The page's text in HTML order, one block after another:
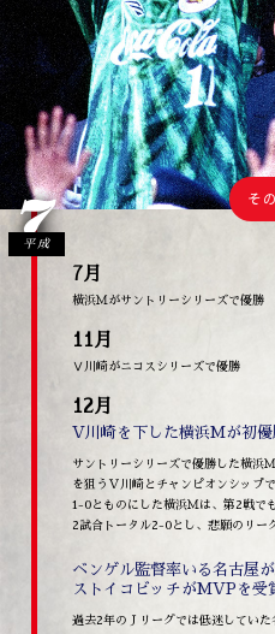
そ
7
平成
7月
横浜Ｍがサントリーシリーズで優勝
11月
Ⅴ川崎がニコスシリーズで優勝
12月
V川崎を下した横浜Mが初優
サントリーシリーズで優勝した横浜
を狙うＶ川崎とチャンピオンシップ
1-0とものにした横浜Ｍは、第2戦で
2試合トータル2-0とし、悲願のリー
ベンゲル監督率いる名古屋が
ストイコビッチがMVPを受
過去2年のＪリーグでは低迷してい